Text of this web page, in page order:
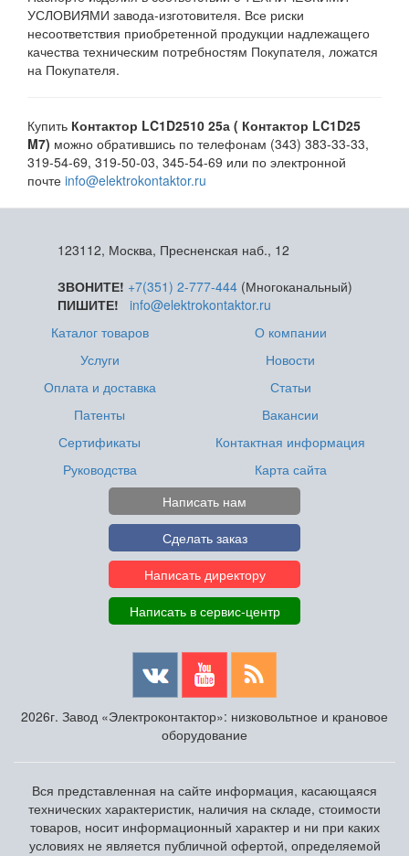
УСЛОВИЯМИ завода-изготовителя. Все риски
несоответствия приобретенной продукции надлежащего
качества техническим потребностям Покупателя, ложатся
на Покупателя.
Купить Контактор LC1D2510 25а ( Контактор LC1D25
M7) можно обратившись по телефонам (343) 383-33-33,
319-54-69, 319-50-03, 345-54-69 или по электронной
почте info@elektrokontaktor.ru
123112, Москва, Пресненская наб., 12
ЗВОНИТЕ! +7(351) 2-777-444(Многоканальный)
ПИШИТЕ!
info@elektrokontaktor.ru
Каталог товаров
Услуги
Оплата и доставка
Патенты
Сертификаты
Руководства
О компании
Новости
Статьи
Вакансии
Контактная информация
Карта сайта
Написать нам
Сделать заказ
Написать директору
Написать в сервис-центр
2026г. Завод «Электроконтактор»: низковольтное и крановое
оборудование
Вся представленная на сайте информация, касающаяся
технических характеристик, наличия на складе, стоимости
товаров, носит информационный характер и ни при каких
условиях не является публичной офертой, определяемой